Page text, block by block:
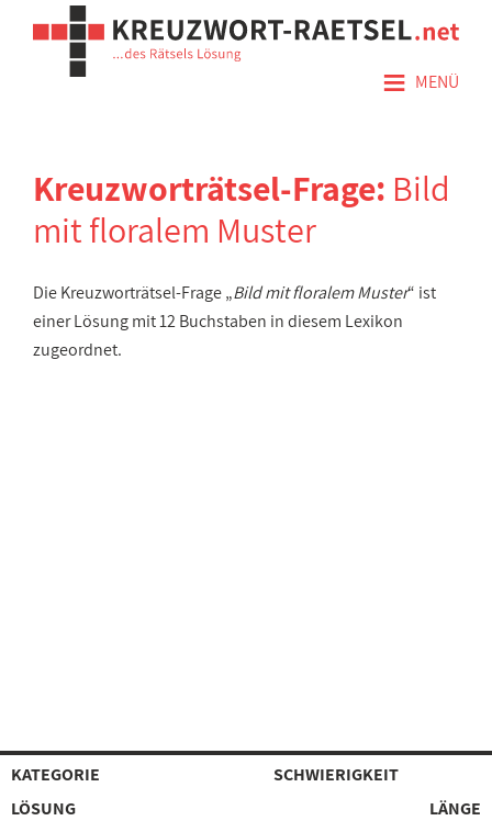
≡ MENÜ
Kreuzworträtsel-Frage: Bild
mit floralem Muster
Die Kreuzworträtsel-Frage „Bild mit floralem Muster“ ist
einer Lösung mit 12 Buchstaben in diesem Lexikon
zugeordnet.
KATEGORIE
SCHWIERIGKEIT
LÖSUNG
LÄNGE